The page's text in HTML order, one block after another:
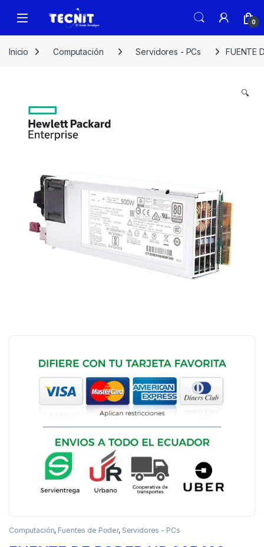
0
Inicio Computación Servidores - PCs FUENTE
🔍
Computación, Fuentes de Poder, Servidores - PCs